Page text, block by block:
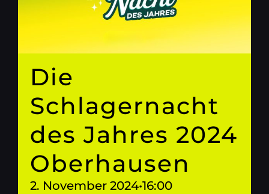
Die
Schlagernacht
des Jahres 2024
Oberhausen
2. November 2024•16:00